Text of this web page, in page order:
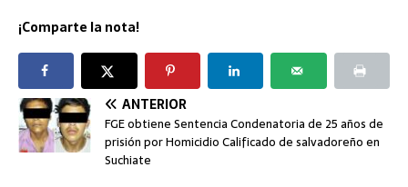
¡Comparte la nota!
ANTERIOR
FGE obtiene Sentencia Condenatoria de 25 años de
prisión por Homicidio Calificado de salvadoreño en
Suchiate